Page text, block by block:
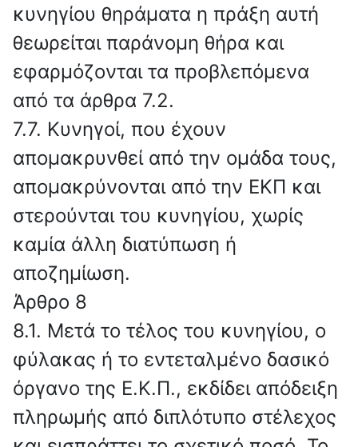
κυνηγίου θηράματα η πράξη αυτή
θεωρείται παράνομη θήρα και
εφαρμόζονται τα προβλεπόμενα
από τα άρθρα 7.2.
7.7. Κυνηγοί, που έχουν
απομακρυνθεί από την ομάδα τους,
απομακρύνονται από την ΕΚΠ και
στερούνται του κυνηγίου, χωρίς
καμία άλλη διατύπωση ή
αποζημίωση.
Άρθρο 8
8.1. Μετά το τέλος του κυνηγίου, ο
φύλακας ή το εντεταλμένο δασικό
όργανο της Ε.Κ.Π., εκδίδει απόδειξη
πληρωμής από διπλότυπο στέλεχος